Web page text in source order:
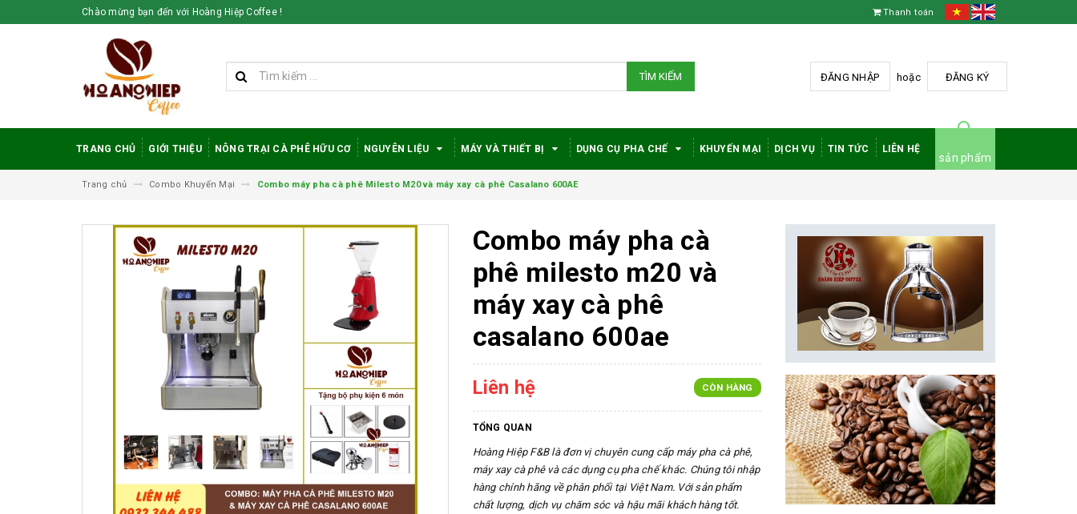
Chào mừng bạn đến với Hoàng Hiệp Coffee ! Thanh toán
TÌM KIẾM ĐĂNG NHẬP hoặc ĐĂNG KÝ
TRANG CHỦ GIỚI THIỆU NÔNG TRẠI CÀ PHÊ HỮU CƠ NGUYÊN LIỆU MÁY VÀ THIẾT BỊ DỤNG CỤ PHA CHẾ KHUYẾN MẠI DỊCH VỤ TIN TỨC LIÊN HỆ
sản phẩm
Trang chủ Combo Khuyến Mại Combo máy pha cà phê Milesto M20 và máy xay cà phê Casalano 600AE
Combo máy pha cà
phê milesto m20 và
máy xay cà phê
casalano 600ae
Liên hệ CÒN HÀNG
TỔNG QUAN
Hoàng Hiệp F&B là đơn vị chuyên cung cấp máy pha cà phê,
máy xay cà phê và các dụng cụ pha chế khác. Chúng tôi nhập
hàng chính hãng về phân phối tại Việt Nam. Với sản phẩm
chất lượng, dịch vụ chăm sóc và hậu mãi khách hàng tốt.